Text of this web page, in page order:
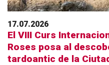
17.07.2026
El VIII Curs
Roses posa al
tardoantic de la